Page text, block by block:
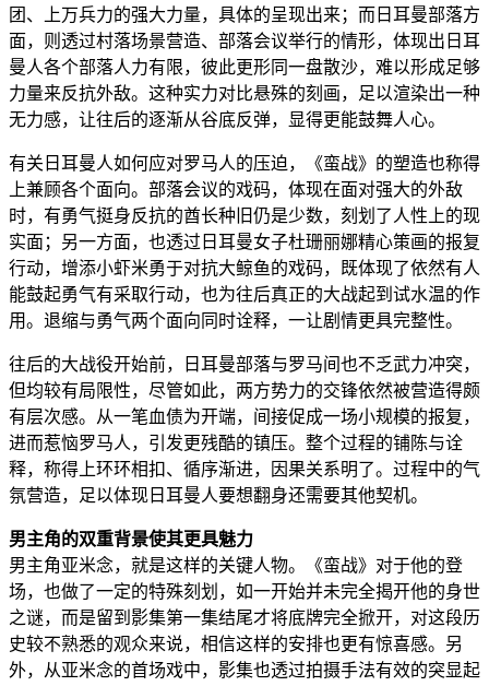
团、上万兵力的强大力量，具体的呈现出来；而日耳曼部落方
面，则透过村落场景营造、部落会议举行的情形，体现出日耳
曼人各个部落人力有限，彼此更形同一盘散沙，难以形成足够
力量来反抗外敌。这种实力对比悬殊的刻画，足以渲染出一种
无力感，让往后的逐渐从谷底反弹，显得更能鼓舞人心。
有关日耳曼人如何应对罗马人的压迫，《蛮战》的塑造也称得
上兼顾各个面向。部落会议的戏码，体现在面对强大的外敌
时，有勇气挺身反抗的酋长种旧仍是少数，刻划了人性上的现
实面；另一方面，也透过日耳曼女子杜珊丽娜精心策画的报复
行动，增添小虾米勇于对抗大鲸鱼的戏码，既体现了依然有人
能鼓起勇气有采取行动，也为往后真正的大战起到试水温的作
用。退缩与勇气两个面向同时诠释，一让剧情更具完整性。
往后的大战役开始前，日耳曼部落与罗马间也不乏武力冲突，
但均较有局限性，尽管如此，两方势力的交锋依然被营造得颇
有层次感。从一笔血债为开端，间接促成一场小规模的报复，
进而惹恼罗马人，引发更残酷的镇压。整个过程的铺陈与诠
释，称得上环环相扣、循序渐进，因果关系明了。过程中的气
氛营造，足以体现日耳曼人要想翻身还需要其他契机。
男主角的双重背景使其更具魅力
男主角亚米念，就是这样的关键人物。《蛮战》对于他的登
场，也做了一定的特殊刻划，如一开始并未完全揭开他的身世
之谜，而是留到影集第一集结尾才将底牌完全掀开，对这段历
史较不熟悉的观众来说，相信这样的安排也更有惊喜感。另
外，从亚米念的首场戏中，影集也透过拍摄手法有效的突显起